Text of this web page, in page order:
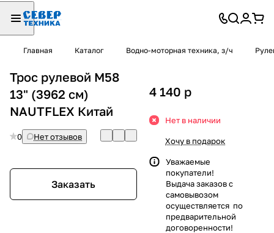
Главная Каталог Водно-моторная техника, з/ч
Трос рулевой М58
13" (3962 см)
NAUTFLEX Китай
0 Нет отзывов
Заказать
4 140 p
Нет в наличии
Хочу в подарок
Уважаемые
покупатели!
Выдача заказов с
самовывозом
осуществляется по
предварительной
договоренности!